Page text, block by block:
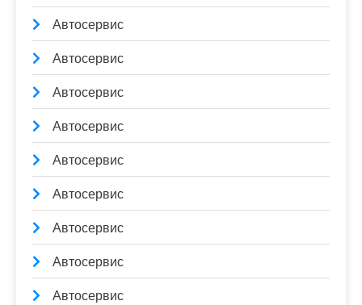
Автосервис
Автосервис
Автосервис
Автосервис
Автосервис
Автосервис
Автосервис
Автосервис
Автосервис